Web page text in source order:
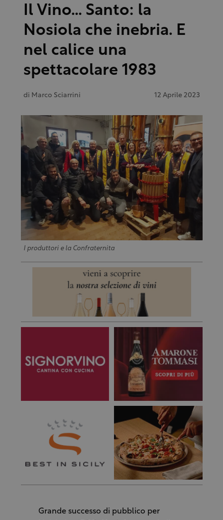
Il Vino… Santo: la
Nosiola che inebria. E
nel calice una
spettacolare 1983
di Marco Sciarrini 12 Aprile 2023
I produttori e la Confraternita
Grande successo di pubblico per